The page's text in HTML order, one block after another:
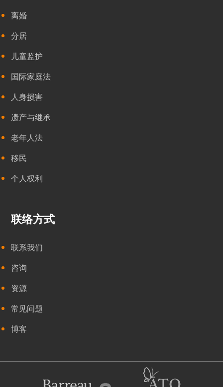
离婚
分居
儿童监护
国际家庭法
人身损害
遗产与继承
老年人法
移民
个人权利
联络方式
联系我们
咨询
资源
常见问题
博客